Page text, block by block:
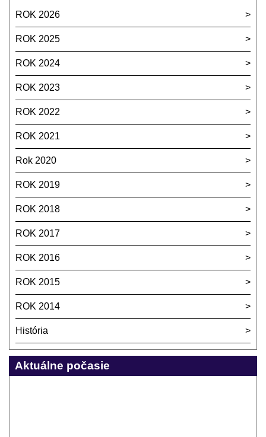
ROK 2026
ROK 2025
ROK 2024
ROK 2023
ROK 2022
ROK 2021
Rok 2020
ROK 2019
ROK 2018
ROK 2017
ROK 2016
ROK 2015
ROK 2014
História
Aktuálne počasie